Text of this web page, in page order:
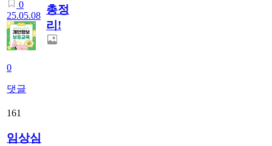
0
25.05.08
0
댓글
총정
리!
161
임상심